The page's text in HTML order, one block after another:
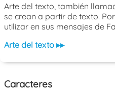
Arte del texto, también
se crean a partir de texto.
utilizar en sus mensajes de
Arte del texto ▸▸
Caracteres